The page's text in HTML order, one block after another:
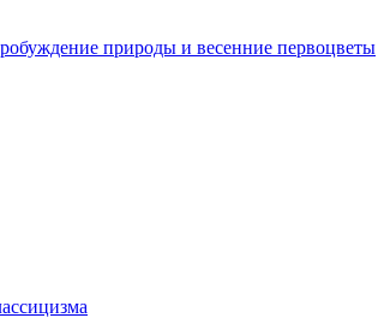
природы и весенние первоцветы